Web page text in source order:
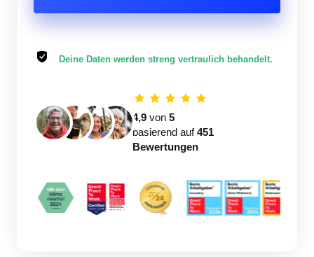
Deine Daten werden streng vertraulich behandelt.
4,9 von 5
basierend auf 451
Bewertungen